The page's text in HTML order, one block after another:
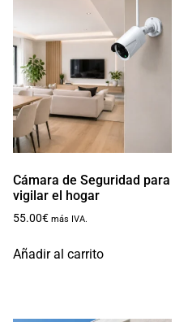
Cámara de Seguridad para
vigilar el hogar
55.00€ más IVA.
Añadir al carrito